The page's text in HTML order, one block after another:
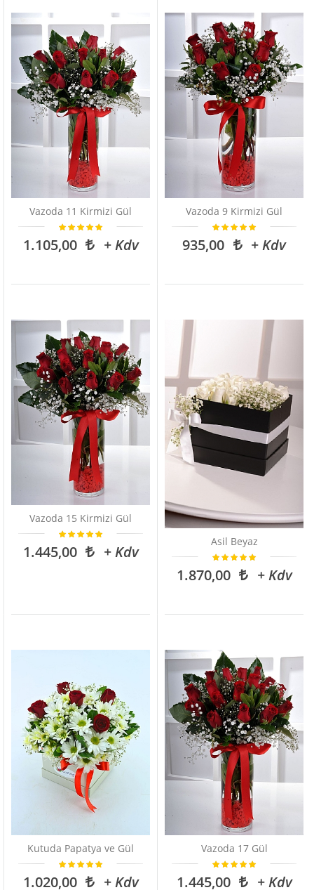
Vazoda 11 Kirmizi Gül
1.105,00 + Kdv
Vazoda 9 Kirmizi Gül
935,00 + Kdv
Vazoda 15 Kirmizi Gül
1.445,00 + Kdv
Asil Beyaz
1.870,00 + Kdv
Kutuda Papatya ve Gül
1.020,00 + Kdv
Vazoda 17 Gül
1.445,00 + Kdv